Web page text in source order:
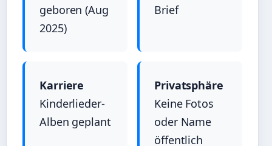
geboren (Aug
2025)
Brief
Karriere
Kinderlieder-
Alben geplant
Privatsphäre
Keine Fotos
oder Name
öffentlich